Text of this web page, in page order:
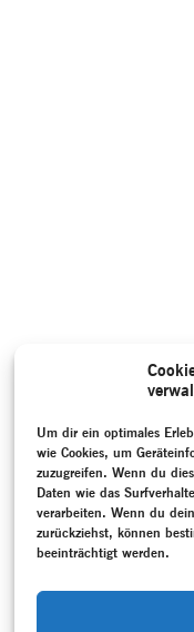
Um dir ein optimales
wie Cookies, um
zuzugreifen. Wenn du
Daten wie das
verarbeiten. Wenn du
zurückziehst, können
beeinträchtigt werden.